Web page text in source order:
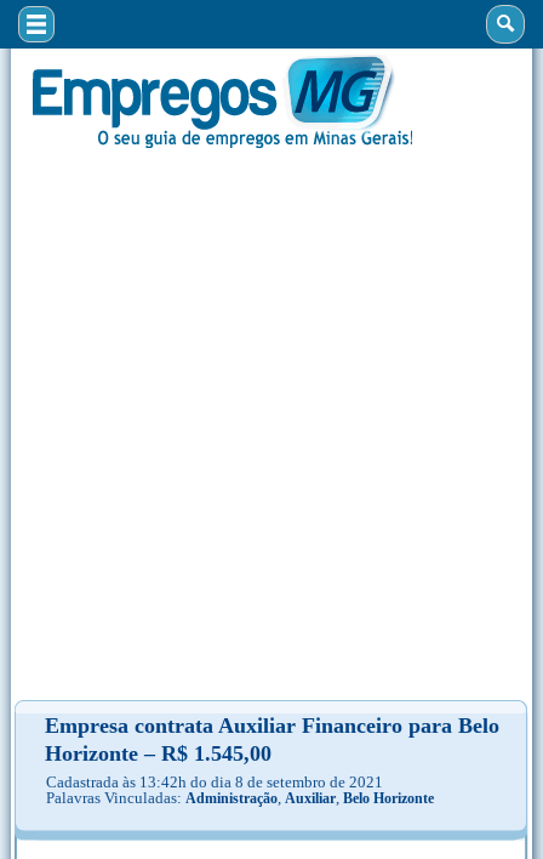
Empresa contrata Auxiliar Financeiro para Belo
Horizonte – R$ 1.545,00
Cadastrada às 13:42h do dia 8 de setembro de 2021
Palavras Vinculadas: Administração, Auxiliar, Belo Horizonte